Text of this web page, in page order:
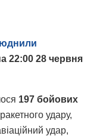
22:00 28 червня
197 бойових
удару,
удар,